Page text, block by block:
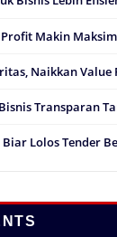
Profit Makin
Naikkan Value
Transparan
Lolos Tender